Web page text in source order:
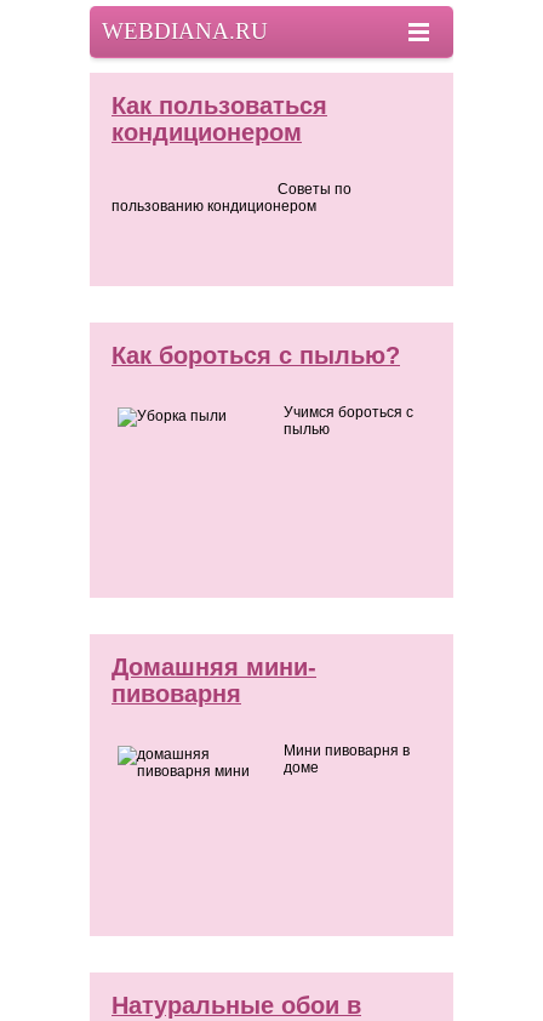
WEBDIANA.RU
Как пользоваться
кондиционером
Советы по
пользованию кондиционером
Как бороться с пылью?
Учимся бороться с
пылью
Домашняя мини-
пивоварня
Мини пивоварня в
доме
Натуральные обои в